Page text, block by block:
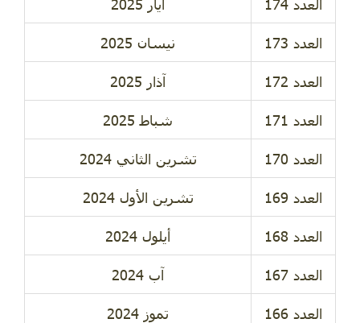
نيسان 2025
آذار 2025
شباط 2025
تشرين الثاني 2024
تشرين الأول 2024
أيلول 2024
آب 2024
تموز 2024